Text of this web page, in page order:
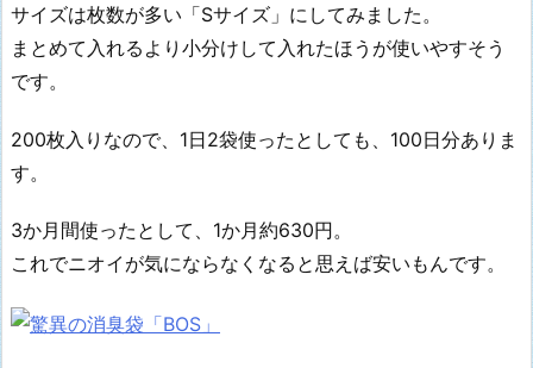
サイズは枚数が多い「Sサイズ」にしてみました。
まとめて入れるより小分けして入れたほうが使いやすそう
です。
200枚入りなので、1日2袋使ったとしても、100日分ありま
す。
3か月間使ったとして、1か月約630円。
これでニオイが気にならなくなると思えば安いもんです。